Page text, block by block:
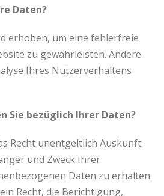
Daten?
erhoben, um eine fehlerfreie
zu gewährleisten. Andere
Ihres Nutzerverhaltens
Sie bezüglich Ihrer Daten?
Recht unentgeltlich Auskunft
und Zweck Ihrer
Daten zu erhalten.
Recht, die Berichtigung,